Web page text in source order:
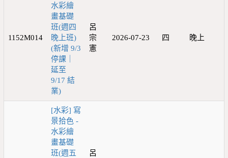
1152M014
水彩繪
畫基礎
班(週四
晚上班)
(新增 9/3
停課｜
延至
9/17 結
業)
呂
宗
憲
2026-07-23 四 晚上
[水彩] 寫
景拾色 -
水彩繪
畫基礎
班(週五
呂